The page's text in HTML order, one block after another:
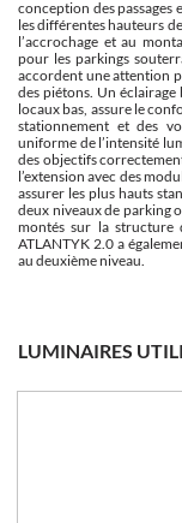
conception des passages
les différentes hauteurs
l’accrochage et au
pour les parkings
accordent une attention
des piétons. Un éclairage
locaux bas, assure le
stationnement et des
uniforme de l’intensité
des objectifs
l’extension avec des
assurer les plus hauts
deux niveaux de parking
montés sur la structure
ATLANTYK 2.0 a
au deuxième niveau.
LUMINAIRES